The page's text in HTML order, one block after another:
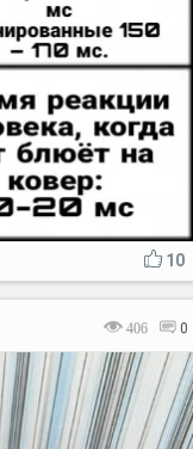
10
406 0